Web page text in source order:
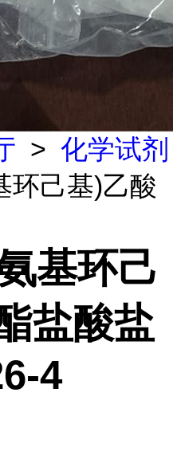
> 化学试剂
环己基)乙酸
基环己
盐酸盐
4